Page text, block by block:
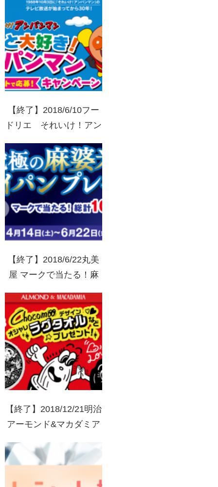
ラ 「さあ、幸せをあげ
よう！」キャンペーン
買って当たる！
【終了】2018/6/10フー
ドリエ それいけ！アン
き！アンパンマンキャン
ペーン
【終了】2018/6/22丸美
屋 マークで当たる！麻
米×フライパンプレゼン
ト
【終了】2018/12/21明治
アーモンド&マカダミア
ャレラグタオルなどプレ